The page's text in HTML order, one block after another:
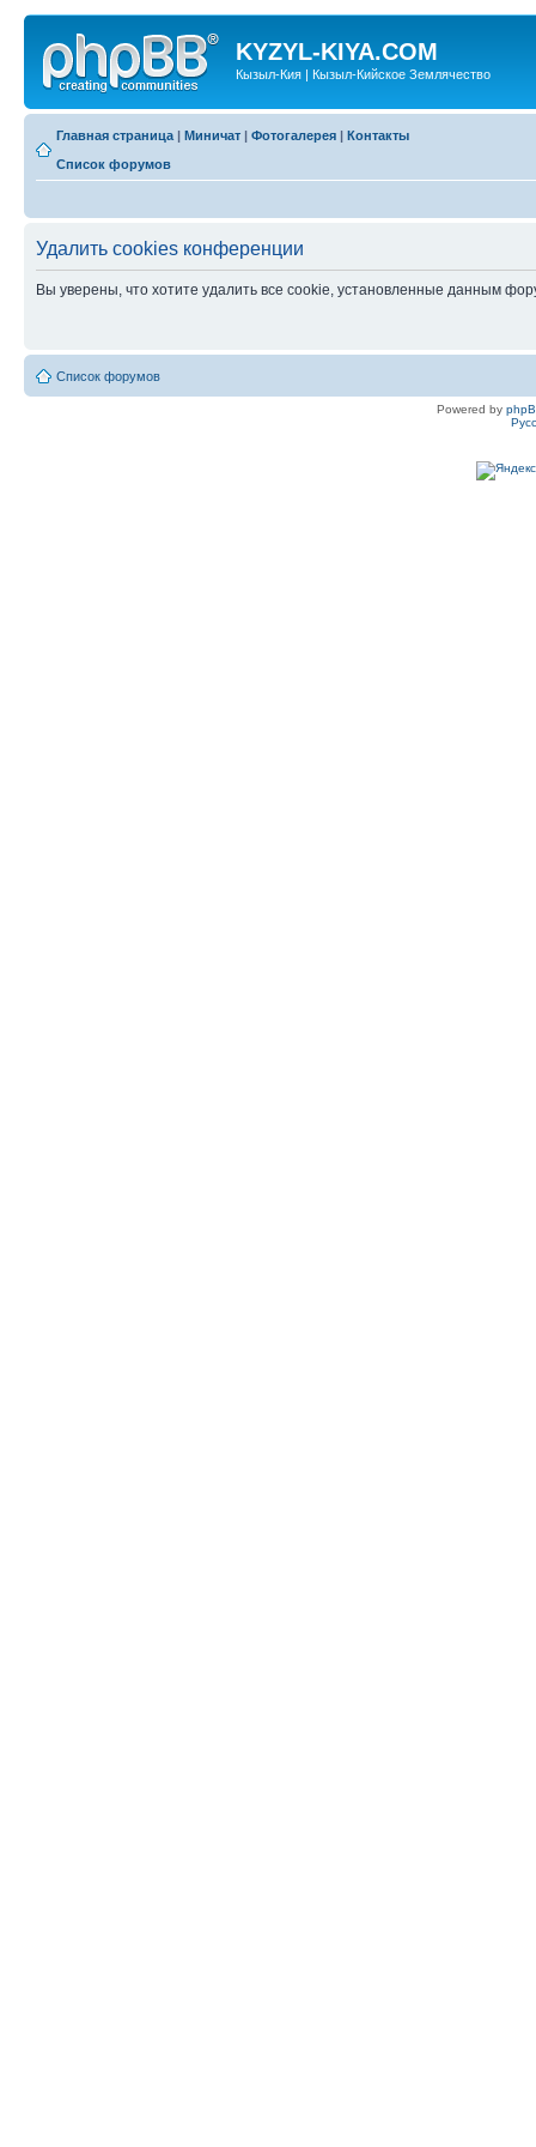
KYZYL-KIYA.COM
Кызыл-Кия | Кызыл-Кийское Землячество
Главная страница | Миничат | Фотогалерея | Контакты
Список форумов
Удалить cookies конференции
Вы уверены, что хотите удалить все cookie, установленные данным
Список форумов
Powered by